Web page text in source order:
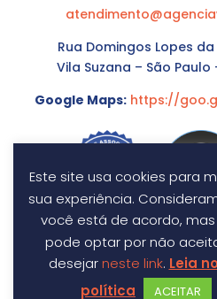
Rua Domingos Lopes da
Vila Suzana – São Paulo
Google Maps: https://
Este site usa cookies para
sua experiência.
você está de acordo,
pode optar por não
desejarneste link. Leia
política
ACEITAR